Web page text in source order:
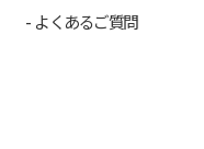
よくあるご質問